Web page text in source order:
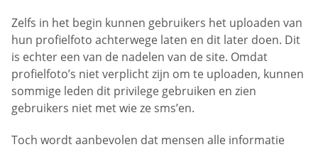
Zelfs in het begin kunnen gebruikers het uploaden van
hun profielfoto achterwege laten en dit later doen. Dit
is echter een van de nadelen van de site. Omdat
profielfoto’s niet verplicht zijn om te uploaden, kunnen
sommige leden dit privilege gebruiken en zien
gebruikers niet met wie ze sms’en.
Toch wordt aanbevolen dat mensen alle informatie